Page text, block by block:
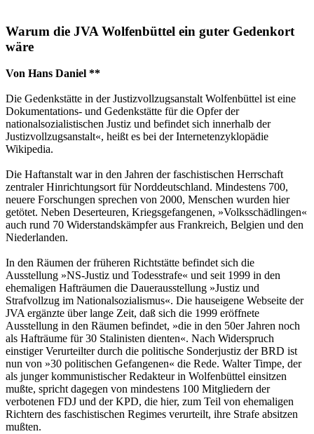
Warum die JVA Wolfenbüttel ein guter Gedenkort
wäre
Von Hans Daniel **
Die Gedenkstätte in der Justizvollzugsanstalt Wolfenbüttel ist eine
Dokumentations- und Gedenkstätte für die Opfer der
nationalsozialistischen Justiz und befindet sich innerhalb der
Justizvollzugsanstalt«, heißt es bei der Internetenzyklopädie
Wikipedia.
Die Haftanstalt war in den Jahren der faschistischen Herrschaft
zentraler Hinrichtungsort für Norddeutschland. Mindestens 700,
neuere Forschungen sprechen von 2000, Menschen wurden hier
getötet. Neben Deserteuren, Kriegsgefangenen, »Volksschädlingen«
auch rund 70 Widerstandskämpfer aus Frankreich, Belgien und den
Niederlanden.
In den Räumen der früheren Richtstätte befindet sich die
Ausstellung »NS-Justiz und Todesstrafe« und seit 1999 in den
ehemaligen Hafträumen die Dauerausstellung »Justiz und
Strafvollzug im Nationalsozialismus«. Die hauseigene Webseite der
JVA ergänzte über lange Zeit, daß sich die 1999 eröffnete
Ausstellung in den Räumen befindet, »die in den 50er Jahren noch
als Hafträume für 30 Stalinisten dienten«. Nach Widerspruch
einstiger Verurteilter durch die politische Sonderjustiz der BRD ist
nun von »30 politischen Gefangenen« die Rede. Walter Timpe, der
als junger kommunistischer Redakteur in Wolfenbüttel einsitzen
mußte, spricht dagegen von mindestens 100 Mitgliedern der
verbotenen FDJ und der KPD, die hier, zum Teil von ehemaligen
Richtern des faschistischen Regimes verurteilt, ihre Strafe absitzen
mußten.